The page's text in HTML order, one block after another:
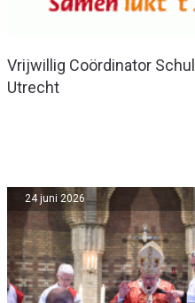
Vrijwillig Coördinator
Utrecht
24 juni 2026